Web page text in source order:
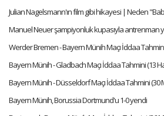
Julian Nagelsmann'ın film gibi hikayesi | Neden
Manuel Neuer şampiyonluk kupasıyla antrenman
Werder Bremen - Bayern Münih Maçı İddaa
Bayern Münih - Gladbach Maçı İddaa Tahmini (13
Bayern Münih - Düsseldorf Maçı İddaa Tahmini (30
Bayern Münih, Borussia Dortmund'u 1-0 yendi